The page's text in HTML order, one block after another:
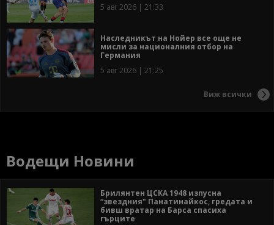
5 авг 2026 | 21:33
Наследникът на Нойер все още не
мисли за националния отбор на
Германия
5 авг 2026 | 21:25
Виж всички
Водещи Новини
Брилянтен ЦСКА 1948 изпусна
“звездния" Панатинайкос, гредата и
бивш вратар на Барса спасиха
гърците